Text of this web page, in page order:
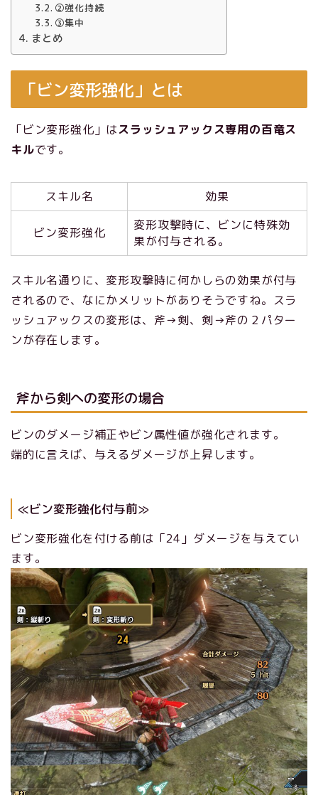
②強化持続
③集中
まとめ
「ビン変形強化」とは
「ビン変形強化」はスラッシュアックス専用の百竜ス
キルです。
スキル名 効果
ビン変形強化
変形攻撃時に、ビンに特殊効
果が付与される。
スキル名通りに、変形攻撃時に何かしらの効果が付与
されるので、なにかメリットがありそうですね。スラ
ッシュアックスの変形は、斧→剣、剣→斧の２パター
ンが存在します。
斧から剣への変形の場合
ビンのダメージ補正やビン属性値が強化されます。
端的に言えば、与えるダメージが上昇します。
≪ビン変形強化付与前≫
ビン変形強化を付ける前は「24」ダメージを与えてい
ます。